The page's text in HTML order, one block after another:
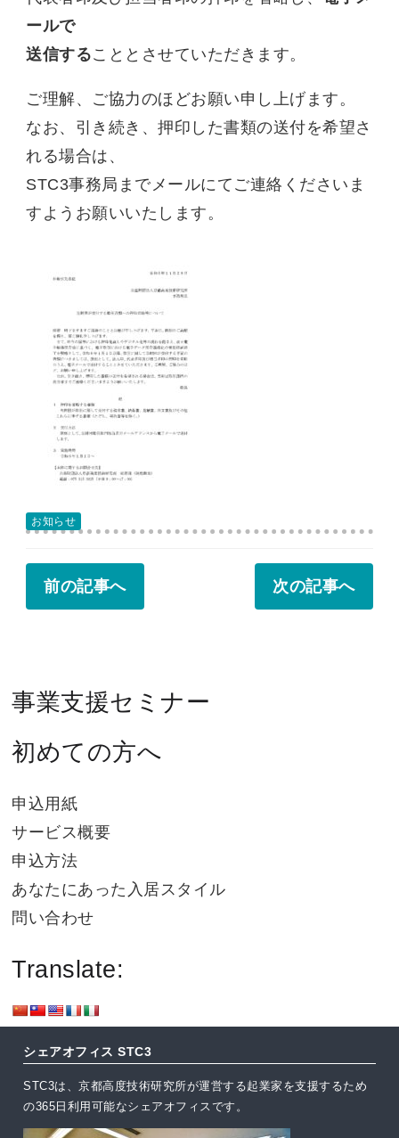
ールで
送信することとさせていただきます。
ご理解、ご協力のほどお願い申し上げます。
なお、引き続き、押印した書類の送付を希望さ
れる場合は、
STC3事務局までメールにてご連絡くださいま
すようお願いいたします。
お知らせ
前の記事へ 次の記事へ
事業支援セミナー
初めての方へ
申込用紙
サービス概要
申込方法
あなたにあった入居スタイル
問い合わせ
Translate:
シェアオフィス STC3
STC3は、京都高度技術研究所が運営する起業家を支援するため
の365日利用可能なシェアオフィスです。